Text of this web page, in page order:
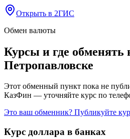
Открыть в 2ГИС
Обмен валюты
Курсы и где обменять
Петропавловске
Этот обменный пункт пока не
КазФин — уточняйте курс по
Это ваш обменник? Публикуйте
Курс доллара в банках